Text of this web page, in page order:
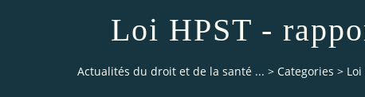
Loi HPST -
Actualités du droit et de la santé ... > Categories >